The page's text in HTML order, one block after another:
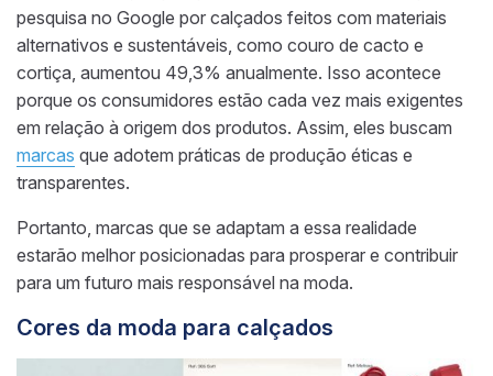
pesquisa no Google por calçados feitos com materiais
alternativos e sustentáveis, como couro de cacto e
cortiça, aumentou 49,3% anualmente. Isso acontece
porque os consumidores estão cada vez mais exigentes
em relação à origem dos produtos. Assim, eles buscam
marcas que adotem práticas de produção éticas e
transparentes.
Portanto, marcas que se adaptam a essa realidade
estarão melhor posicionadas para prosperar e contribuir
para um futuro mais responsável na moda.
Cores da moda para calçados